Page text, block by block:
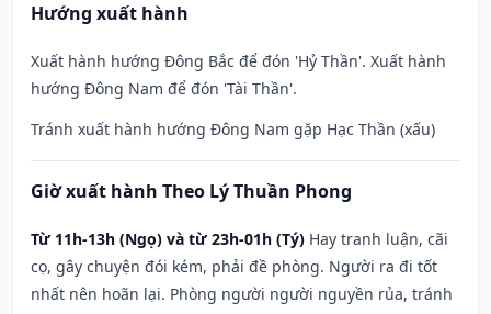
Hướng xuất hành
Xuất hành hướng Đông Bắc để đón 'Hỷ Thần'. Xuất hành
hướng Đông Nam để đón 'Tài Thần'.
Tránh xuất hành hướng Đông Nam gặp Hạc Thần (xấu)
Giờ xuất hành Theo Lý Thuần Phong
Từ 11h-13h (Ngọ) và từ 23h-01h (Tý) Hay tranh luận, cãi
cọ, gây chuyện đói kém, phải đề phòng. Người ra đi tốt
nhất nên hoãn lại. Phòng người người nguyền rủa, tránh